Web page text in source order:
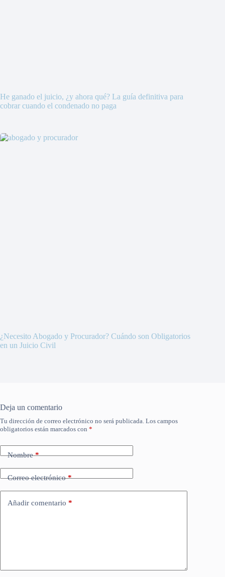
He ganado el juicio, ¿y ahora qué? La guía definitiva para
cobrar cuando el condenado no paga
¿Necesito Abogado y Procurador? Cuándo son Obligatorios
en un Juicio Civil
Deja un comentario
Tu dirección de correo electrónico no será publicada. Los campos
obligatorios están marcados con *
Nombre*
Correo electrónico*
Añadir comentario *